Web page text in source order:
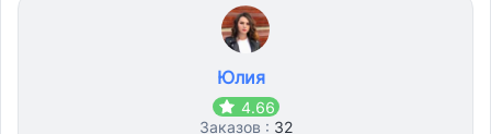
Юлия
4.66
Заказов : 32